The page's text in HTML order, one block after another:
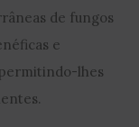
de fungos
e
lhes